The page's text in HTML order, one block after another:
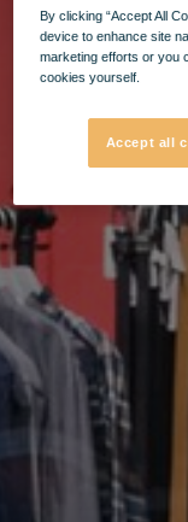
By clicking “Accept All
device to enhance site
marketing efforts or you
cookies yourself.
Accept all